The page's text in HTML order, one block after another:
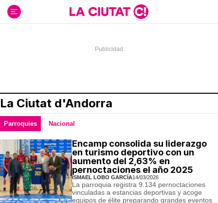
contenido
La Ciutat d'Andorra
Parroquies Nacional
Encamp consolida su liderazgo
en turismo deportivo con un
aumento del 2,63% en
pernoctaciones el año 2025
ISMAEL LOBO GARCÍA14/03/2026
La parroquia registra 9.134 pernoctaciones
vinculadas a estancias deportivas y acoge
equipos de élite preparando grandes eventos